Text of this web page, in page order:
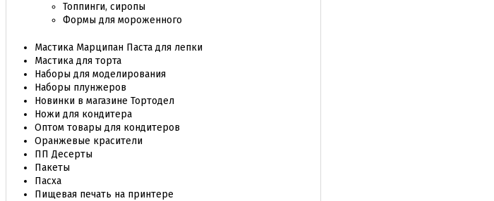
Топпинги, сиропы
Формы для мороженного
Мастика Марципан Паста для лепки
Мастика для торта
Наборы для моделирования
Наборы плунжеров
Новинки в магазине Тортодел
Ножи для кондитера
Оптом товары для кондитеров
Оранжевые красители
ПП Десерты
Пакеты
Пасха
Пищевая печать на принтере